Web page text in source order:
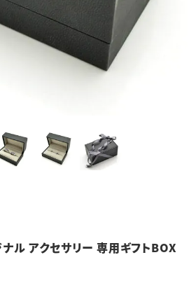
ル アクセサリー 専用ギフトBOX